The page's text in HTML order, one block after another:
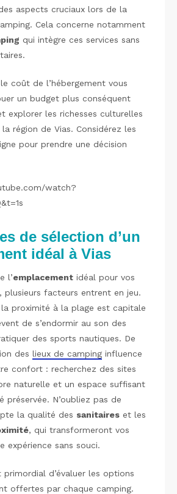
aspects cruciaux lors de la
Cela concerne notamment
qui intègre ces services sans
coût de l’hébergement vous
un budget plus conséquent
explorer les richesses culturelles
région de Vias. Considérez les
pour prendre une décision
watch?
de sélection d’un
idéal à Vias
l’emplacement idéal pour vos
plusieurs facteurs entrent en jeu.
la proximité à la plage est capitale
de s’endormir au son des
des sports nautiques. De
des lieux de camping influence
confort : recherchez des sites
naturelle et un espace suffisant
préservée. N’oubliez pas de
la qualité des sanitaires et les
, qui transformeront vos
expérience sans souci.
d’évaluer les options
offertes par chaque camping.